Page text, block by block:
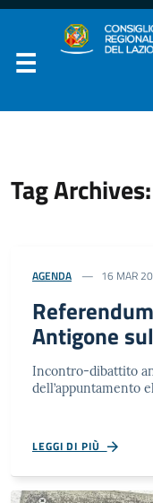
Tag
AGENDA 16 MAR
Antigone
Incontro-dibattito
dell’appuntamento
LEGGI DI PIÙ